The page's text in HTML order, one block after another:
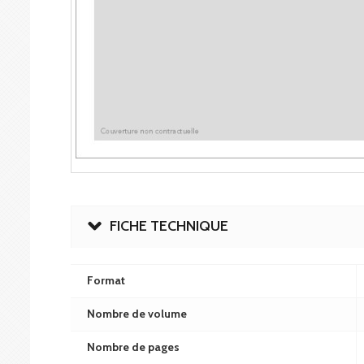
FICHE TECHNIQUE
Format
Nombre de volume
Nombre de pages